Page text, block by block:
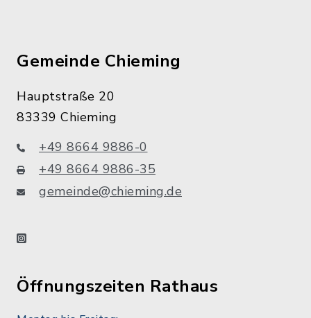
Gemeinde Chieming
Hauptstraße 20
83339 Chieming
+49 8664 9886-0
+49 8664 9886-35
gemeinde@chieming.de
instagram
Öffnungszeiten Rathaus